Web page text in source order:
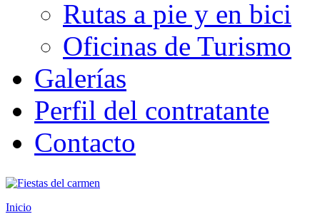
Rutas a pie y en bici
Oficinas de Turismo
Galerías
Perfil del contratante
Contacto
Inicio